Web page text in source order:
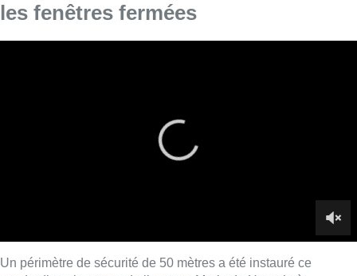
les fenêtres fermées
actuellement sur place avec Sibelga et la police de la zone
Bruxelles-Ouest. Les clients du centre commercial Basilix et du
supermarché Delhaize ont été évacués par précaution. Les
La fuite a été occasionnée part un entrepreneur pendant les
travaux préparatoire d’un chantier prévu pour la semaine
prochaine, pour réparer définitivement une fuite signalée